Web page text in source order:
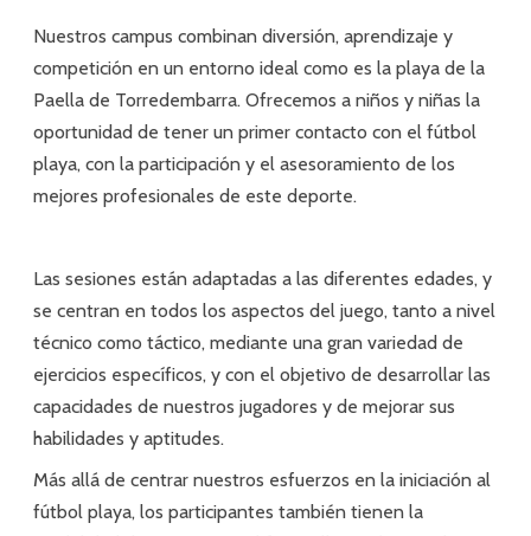
Nuestros campus combinan diversión, aprendizaje y
competición en un entorno ideal como es la playa de la
Paella de Torredembarra. Ofrecemos a niños y niñas la
oportunidad de tener un primer contacto con el fútbol
playa, con la participación y el asesoramiento de los
mejores profesionales de este deporte.
Las sesiones están adaptadas a las diferentes edades, y
se centran en todos los aspectos del juego, tanto a nivel
técnico como táctico, mediante una gran variedad de
ejercicios específicos, y con el objetivo de desarrollar las
capacidades de nuestros jugadores y de mejorar sus
habilidades y aptitudes.
Más allá de centrar nuestros esfuerzos en la iniciación al
fútbol playa, los participantes también tienen la